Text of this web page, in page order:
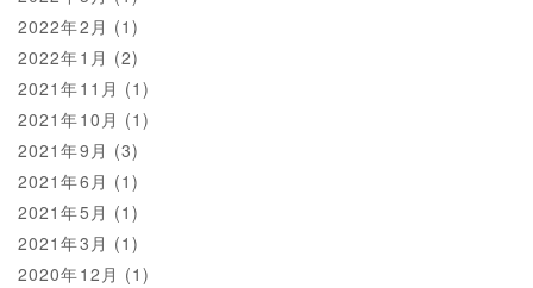
2022年2月 (1)
2022年1月 (2)
2021年11月 (1)
2021年10月 (1)
2021年9月 (3)
2021年6月 (1)
2021年5月 (1)
2021年3月 (1)
2020年12月 (1)